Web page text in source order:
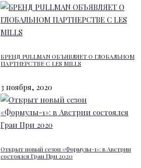
БРЕНД PULLMAN ОБЪЯВЛЯЕТ О ГЛОБАЛЬНОМ
ПАРТНЕРСТВЕ С LES MILLS
3 ноября, 2020
Открыт новый сезон «Формулы-1»: в Австрии
состоялся Гран При 2020